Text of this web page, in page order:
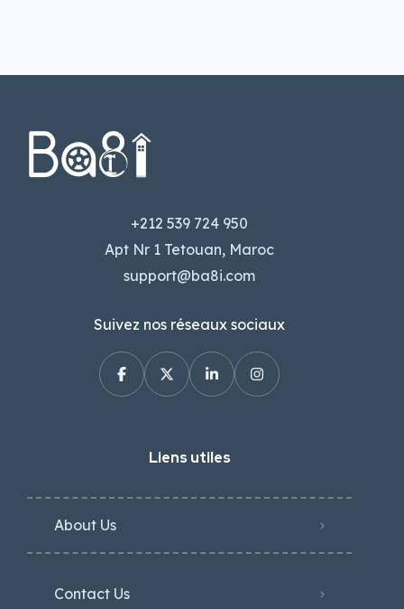
+212 539 724 950
Apt Nr 1 Tetouan, Maroc
support@ba8i.com
Suivez nos réseaux sociaux
Liens utiles
About Us
Contact Us